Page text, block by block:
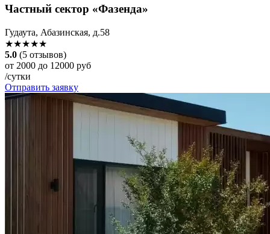
Частный сектор «Фазенда»
Гудаута, Абазинская, д.58
★★★★★
5.0 (5 отзывов)
от 2000 до 12000 руб
/сутки
Отправить заявку